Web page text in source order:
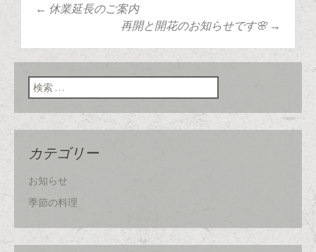
ン
ド
き
す
)
投稿ナビゲーショ
ン
← 休業延長のご案内
再開と開花のお知らせです🌸 →
検索:
カテゴリー
お知らせ
季節の料理